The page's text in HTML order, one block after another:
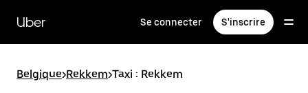
contenu
principal
Uber Se connecter S'inscrire
Belgique>Rekkem>Taxi : Rekkem